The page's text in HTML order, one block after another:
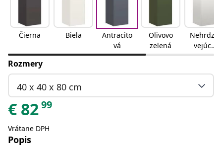
Čierna Biela
Antracito
vá
Olivovo
zelená
Nehrdza
vejúca
oceľ
Rozmery
40 x 40 x 80 cm
€ 8299
Vrátane DPH
Popis